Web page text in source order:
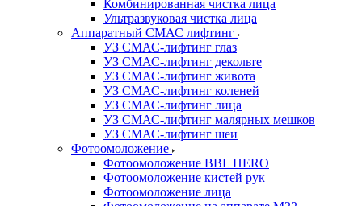
Комбинированная чистка лица
Ультразвуковая чистка лица
Аппаратный СМАС лифтинг
УЗ СМАС-лифтинг глаз
УЗ СМАС-лифтинг декольте
УЗ СМАС-лифтинг живота
УЗ СМАС-лифтинг коленей
УЗ СМАС-лифтинг лица
УЗ СМАС-лифтинг малярных мешков
УЗ СМАС-лифтинг шеи
Фотоомоложение
Фотоомоложение BBL HERO
Фотоомоложение кистей рук
Фотоомоложение лица